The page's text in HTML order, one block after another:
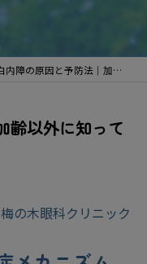
障の原因と予防法｜加齢以外に知っておくべき7つの要因
齢以外に知って
の木眼科クリニック